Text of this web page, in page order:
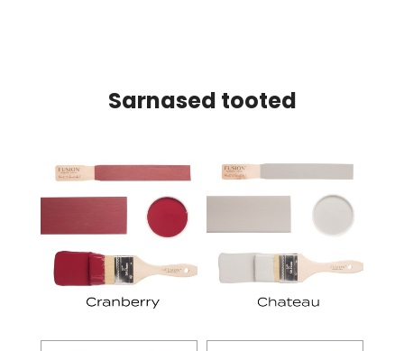
Sarnased tooted